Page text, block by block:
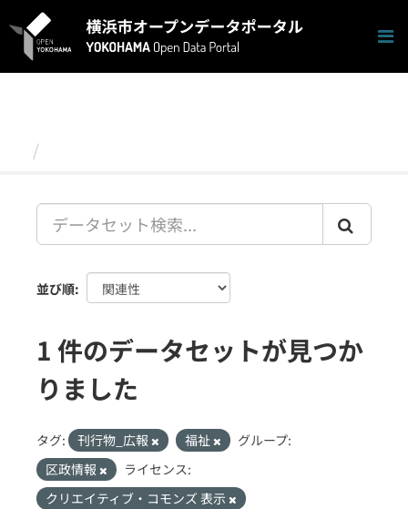
キ
並び順
1 件のデータセットが見つか
りました
タグ: 刊行物_広報 福祉
グループ:
区政情報
ライセンス:
クリエイティブ・コモンズ 表示